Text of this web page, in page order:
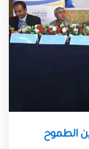
الطموح